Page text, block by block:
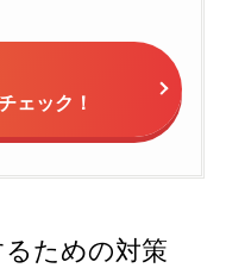
ェック！
ための対策